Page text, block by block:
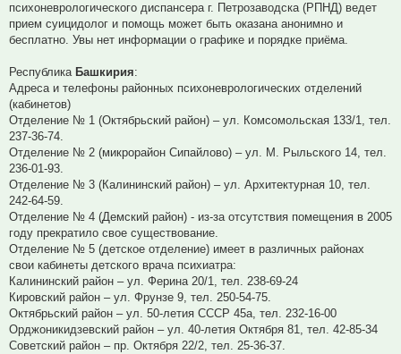
психоневрологического диспансера г. Петрозаводска (РПНД) ведет
прием суицидолог и помощь может быть оказана анонимно и
бесплатно. Увы нет информации о графике и порядке приёма.
Республика Башкирия:
Адреса и телефоны районных психоневрологических отделений
(кабинетов)
Отделение № 1 (Октябрьский район) – ул. Комсомольская 133/1, тел.
237-36-74.
Отделение № 2 (микрорайон Сипайлово) – ул. М. Рыльского 14, тел.
236-01-93.
Отделение № 3 (Калининский район) – ул. Архитектурная 10, тел.
242-64-59.
Отделение № 4 (Демский район) - из-за отсутствия помещения в 2005
году прекратило свое существование.
Отделение № 5 (детское отделение) имеет в различных районах
свои кабинеты детского врача психиатра:
Калининский район – ул. Ферина 20/1, тел. 238-69-24
Кировский район – ул. Фрунзе 9, тел. 250-54-75.
Октябрьский район – ул. 50-летия СССР 45а, тел. 232-16-00
Орджоникидзевский район – ул. 40-летия Октября 81, тел. 42-85-34
Советский район – пр. Октября 22/2, тел. 25-36-37.